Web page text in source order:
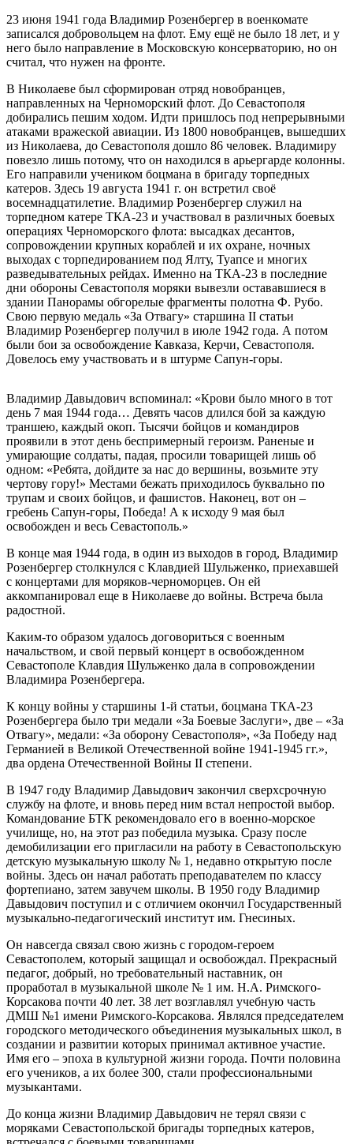
23 июня 1941 года Владимир Розенбергер в военкомате
записался добровольцем на флот. Ему ещё не было 18 лет, и у
него было направление в Московскую консерваторию, но он
считал, что нужен на фронте.
В Николаеве был сформирован отряд новобранцев,
направленных на Черноморский флот. До Севастополя
добирались пешим ходом. Идти пришлось под непрерывными
атаками вражеской авиации. Из 1800 новобранцев, вышедших
из Николаева, до Севастополя дошло 86 человек. Владимиру
повезло лишь потому, что он находился в арьергарде колонны.
Его направили учеником боцмана в бригаду торпедных
катеров. Здесь 19 августа 1941 г. он встретил своё
восемнадцатилетие. Владимир Розенбергер служил на
торпедном катере ТКА-23 и участвовал в различных боевых
операциях Черноморского флота: высадках десантов,
сопровождении крупных кораблей и их охране, ночных
выходах с торпедированием под Ялту, Туапсе и многих
разведывательных рейдах. Именно на ТКА-23 в последние
дни обороны Севастополя моряки вывезли остававшиеся в
здании Панорамы обгорелые фрагменты полотна Ф. Рубо.
Свою первую медаль «За Отвагу» старшина II статьи
Владимир Розенбергер получил в июле 1942 года. А потом
были бои за освобождение Кавказа, Керчи, Севастополя.
Довелось ему участвовать и в штурме Сапун-горы.
Владимир Давыдович вспоминал: «Крови было много в тот
день 7 мая 1944 года… Девять часов длился бой за каждую
траншею, каждый окоп. Тысячи бойцов и командиров
проявили в этот день беспримерный героизм. Раненые и
умирающие солдаты, падая, просили товарищей лишь об
одном: «Ребята, дойдите за нас до вершины, возьмите эту
чертову гору!» Местами бежать приходилось буквально по
трупам и своих бойцов, и фашистов. Наконец, вот он –
гребень Сапун-горы, Победа! А к исходу 9 мая был
освобожден и весь Севастополь.»
В конце мая 1944 года, в один из выходов в город, Владимир
Розенбергер столкнулся с Клавдией Шульженко, приехавшей
с концертами для моряков-черноморцев. Он ей
аккомпанировал еще в Николаеве до войны. Встреча была
радостной.
Каким-то образом удалось договориться с военным
начальством, и свой первый концерт в освобожденном
Севастополе Клавдия Шульженко дала в сопровождении
Владимира Розенбергера.
К концу войны у старшины 1-й статьи, боцмана ТКА-23
Розенбергера было три медали «За Боевые Заслуги», две – «За
Отвагу», медали: «За оборону Севастополя», «За Победу над
Германией в Великой Отечественной войне 1941-1945 гг.»,
два ордена Отечественной Войны II степени.
В 1947 году Владимир Давыдович закончил сверхсрочную
службу на флоте, и вновь перед ним встал непростой выбор.
Командование БТК рекомендовало его в военно-морское
училище, но, на этот раз победила музыка. Сразу после
демобилизации его пригласили на работу в Севастопольскую
детскую музыкальную школу № 1, недавно открытую после
войны. Здесь он начал работать преподавателем по классу
фортепиано, затем завучем школы. В 1950 году Владимир
Давыдович поступил и с отличием окончил Государственный
музыкально-педагогический институт им. Гнесиных.
Он навсегда связал свою жизнь с городом-героем
Севастополем, который защищал и освобождал. Прекрасный
педагог, добрый, но требовательный наставник, он
проработал в музыкальной школе № 1 им. Н.А. Римского-
Корсакова почти 40 лет. 38 лет возглавлял учебную часть
ДМШ №1 имени Римского-Корсакова. Являлся председателем
городского методического объединения музыкальных школ, в
создании и развитии которых принимал активное участие.
Имя его – эпоха в культурной жизни города. Почти половина
его учеников, а их более 300, стали профессиональными
музыкантами.
До конца жизни Владимир Давыдович не терял связи с
моряками Севастопольской бригады торпедных катеров,